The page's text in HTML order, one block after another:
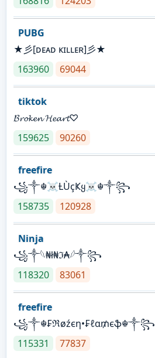
PUBG
★彡[ᴅᴇᴀᴅ ᴋɪʟʟᴇʀ]彡★
163960
69044
tiktok
𝓑𝓻𝓸𝓴𝓮𝓷 𝓗𝓮𝓪𝓻𝓽♡
159625
90260
freefire
꧁༒☬☠Ƚ︎ÙçҜყ☠︎☬༒꧂
158735
120928
Ninja
꧁⁣༒𓆩₦ł₦ℑ₳𓆪༒꧂
118320
83061
freefire
꧁༒☬₣ℜøźєη•₣ℓα₥єֆ☬༒꧂
115331
77837